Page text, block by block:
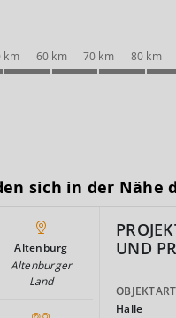
km 60 km 70 km 80 km
sich in der Nähe
Altenburg
Altenburger
Land
UND
OBJEKTART
Halle